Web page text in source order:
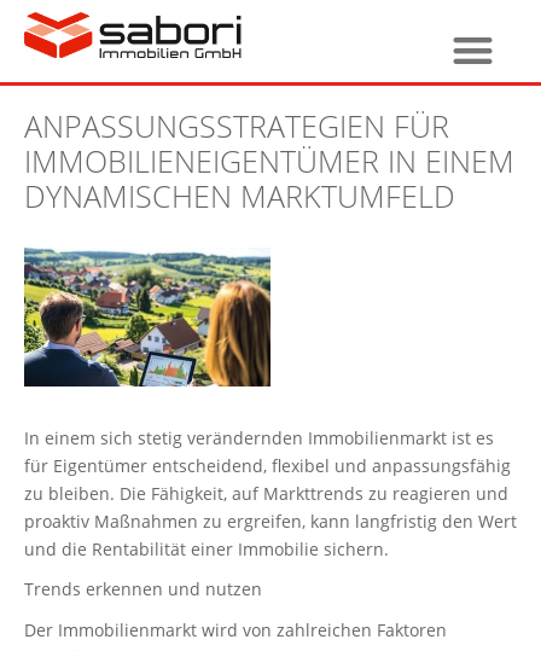
ANPASSUNGSSTRATEGIEN FÜR
IMMOBILIENEIGENTÜMER IN EINEM
DYNAMISCHEN MARKTUMFELD
In einem sich stetig verändernden Immobilienmarkt ist es
für Eigentümer entscheidend, flexibel und anpassungsfähig
zu bleiben. Die Fähigkeit, auf Markttrends zu reagieren und
proaktiv Maßnahmen zu ergreifen, kann langfristig den Wert
und die Rentabilität einer Immobilie sichern.
Trends erkennen und nutzen
Der Immobilienmarkt wird von zahlreichen Faktoren